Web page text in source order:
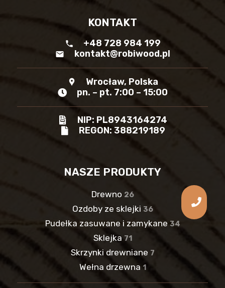
KONTAKT
phone +48 728 984 199
mail kontakt@robiwood.pl
location_pin
Wrocław, Polska
pn. – pt. 7:00 – 15:00
NIP: PL8943164274
REGON: 388219189
NASZE PRODUKTY
Drewno 26
Ozdoby ze sklejki 36
Pudełka zasuwane i zamykane 34
Sklejka 71
Skrzynki drewniane 7
Wełna drzewna 1